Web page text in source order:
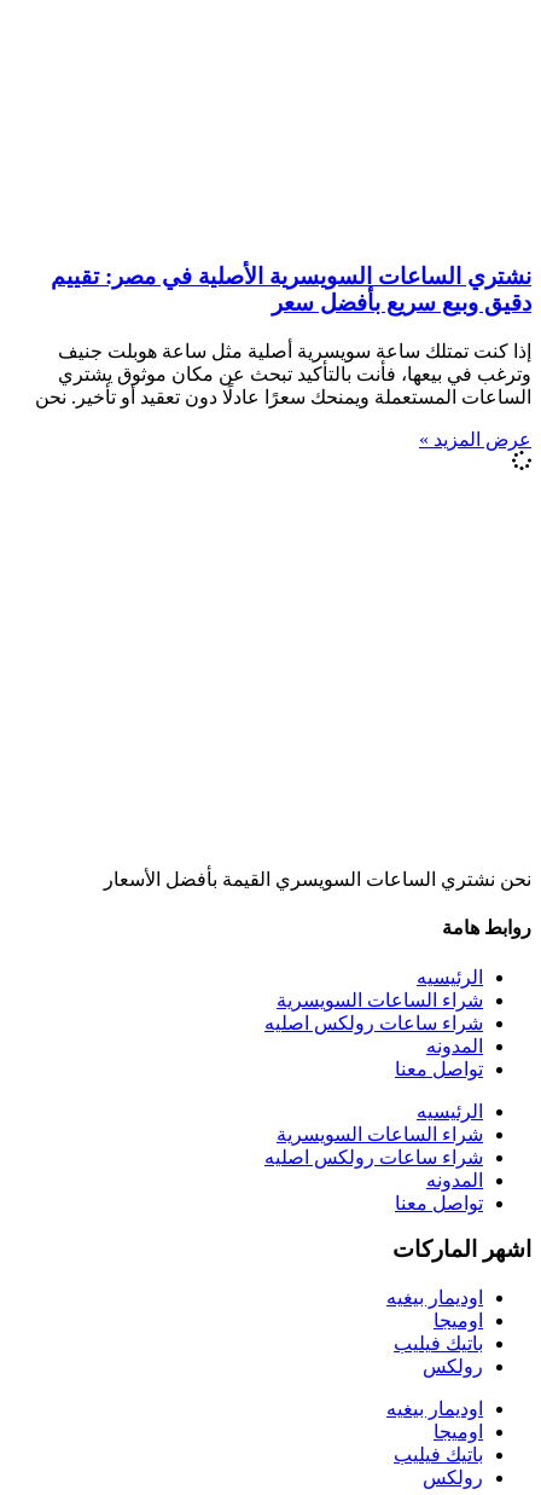
نشتري الساعات السويسرية الأصلية في مصر: تقييم
دقيق وبيع سريع بأفضل سعر
إذا كنت تمتلك ساعة سويسرية أصلية مثل ساعة هوبلت جنيف
وترغب في بيعها، فأنت بالتأكيد تبحث عن مكان موثوق يشتري
الساعات المستعملة ويمنحك سعرًا عادلًا دون تعقيد أو تأخير. نحن
عرض المزيد »
نحن نشتري الساعات السويسري القيمة بأفضل الأسعار
روابط هامة
الرئيسيه
شراء الساعات السويسرية
شراء ساعات رولكس اصليه
المدونه
تواصل معنا
الرئيسيه
شراء الساعات السويسرية
شراء ساعات رولكس اصليه
المدونه
تواصل معنا
اشهر الماركات
اوديمار بيغيه
اوميجا
باتيك فيليب
رولكس
اوديمار بيغيه
اوميجا
باتيك فيليب
رولكس